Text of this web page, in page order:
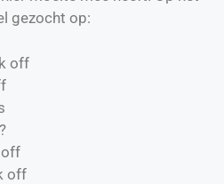
gezocht op:
off
off
off